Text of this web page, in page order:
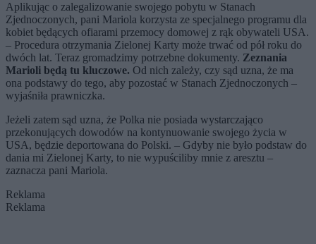
Aplikując o zalegalizowanie swojego pobytu w Stanach
Zjednoczonych, pani Mariola korzysta ze specjalnego programu dla
kobiet będących ofiarami przemocy domowej z rąk obywateli USA.
– Procedura otrzymania Zielonej Karty może trwać od pół roku do
dwóch lat. Teraz gromadzimy potrzebne dokumenty. Zeznania
Marioli będą tu kluczowe. Od nich zależy, czy sąd uzna, że ma
ona podstawy do tego, aby pozostać w Stanach Zjednoczonych –
wyjaśniła prawniczka.
Jeżeli zatem sąd uzna, że Polka nie posiada wystarczająco
przekonujących dowodów na kontynuowanie swojego życia w
USA, będzie deportowana do Polski. – Gdyby nie było podstaw do
dania mi Zielonej Karty, to nie wypuściliby mnie z aresztu –
zaznacza pani Mariola.
Reklama
Reklama